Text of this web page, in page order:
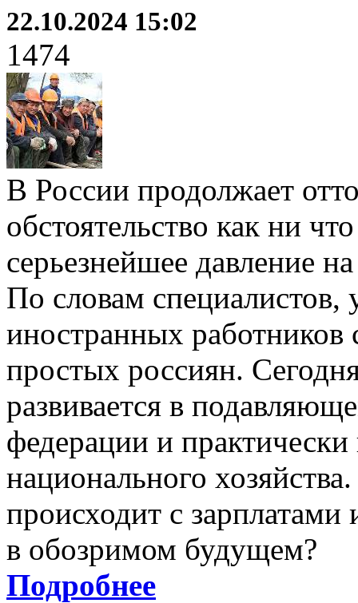
22.10.2024 15:02
1474
В России продолжает
обстоятельство как ни
серьезнейшее давление
По словам специалистов,
иностранных работников
простых россиян.
развивается в
федерации и практически
национального
происходит с зарплатами
в обозримом будущем?
Подробнее